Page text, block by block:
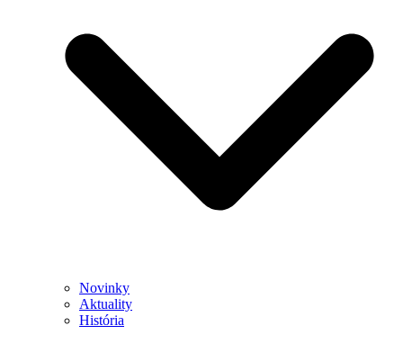
Novinky
Aktuality
História